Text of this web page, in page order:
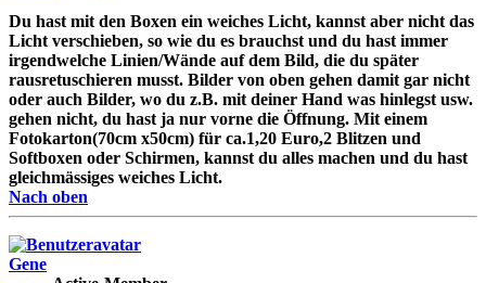
Du hast mit den Boxen ein weiches Licht, kannst aber nicht das
Licht verschieben, so wie du es brauchst und du hast immer
irgendwelche Linien/Wände auf dem Bild, die du später
rausretuschieren musst. Bilder von oben gehen damit gar nicht
oder auch Bilder, wo du z.B. mit deiner Hand was hinlegst usw.
gehen nicht, du hast ja nur vorne die Öffnung. Mit einem
Fotokarton(70cm x50cm) für ca.1,20 Euro,2 Blitzen und
Softboxen oder Schirmen, kannst du alles machen und du hast
gleichmässiges weiches Licht.
Nach oben
Gene